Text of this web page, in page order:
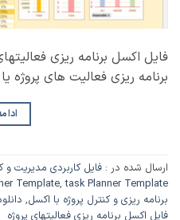
فایل اکسل برنامه ریزی
برنامه ریزی فعالیت های پروژه
ارسال شده در : فایل کاربردی مدیریت و
Template,task Planner Template
برنامه ریزی و کنترل پروژه با اکسل,
فایل اکسل برنامه ریزی فعالیتهای پروژه